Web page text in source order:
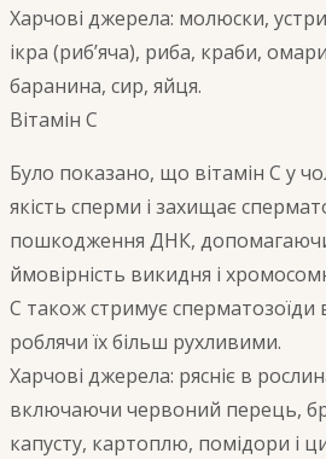
Харчові джерела: молюски,
ікра (риб’яча), риба, краби,
баранина, сир, яйця.
Вітамін С
Було показано, що вітамін C у
якість сперми і захищає
пошкодження ДНК,
ймовірність викидня і
С також стримує сперматозоїди
роблячи їх більш рухливими.
Харчові джерела: рясніє в
включаючи червоний перець,
капусту, картоплю, помідори і